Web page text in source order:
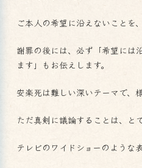
ご本人の希望に沿えないことを
謝罪の後には、必ず「希望には
ます」もお伝えします。
安楽死は難しい深いテーマで、
ただ真剣に議論することは、と
テレビのワイドショーのような